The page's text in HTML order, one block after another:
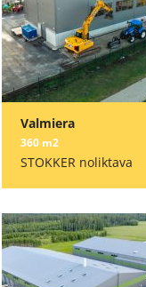
Valmiera
360 m2
STOKKER noliktava